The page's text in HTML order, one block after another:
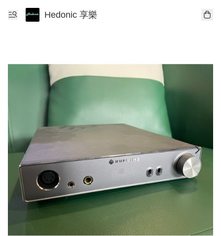
Hedonic 享樂